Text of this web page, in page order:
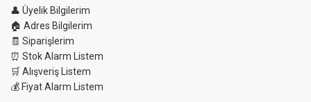
👤 Üyelik Bilgilerim
🏠 Adres Bilgilerim
🧾 Siparişlerim
⏰ Stok Alarm Listem
🛒 Alışveriş Listem
💰 Fiyat Alarm Listem